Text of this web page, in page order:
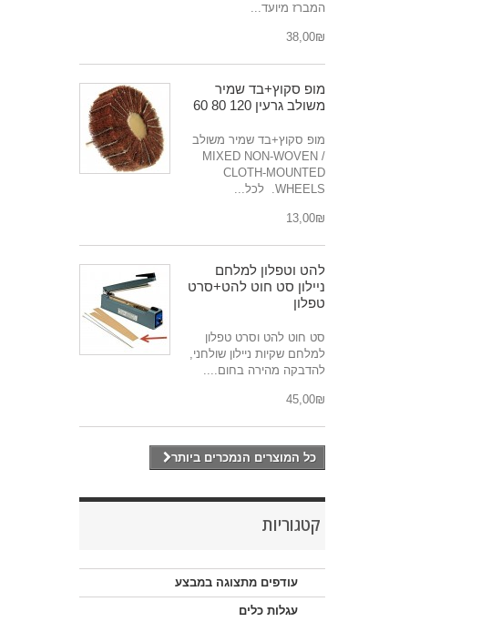
המברז מיועד...
₪‎38,00
מופ סקוץ+בד שמיר
משולב גרעין 120 80 60
מופ סקוץ+בד שמיר משולב
MIXED NON-WOVEN /
CLOTH-MOUNTED
WHEELS. לכל...
₪‎13,00
להט וטפלון למלחם
ניילון סט חוט להט+סרט
טפלון
סט חוט להט וסרט טפלון
למלחם שקיות ניילון שולחני,
להדבקה מהירה בחום....
₪‎45,00
כל המוצרים הנמכרים ביותר
קטגוריות
עודפים מתצוגה במבצע
עגלות כלים